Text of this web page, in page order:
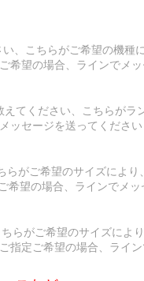
、こちらがご希望の機種
希望の場合、ラインでメ
てください、こちらがラ
ッセージを送ってください
がご希望のサイズによ
望の場合、ラインでメ
らがご希望のサイズによ
指定ご希望の場合、ライ